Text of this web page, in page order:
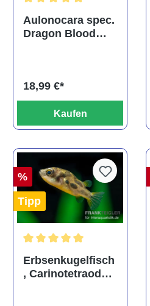
Aulonocara spec.
Dragon Blood
18,99 €*
Kaufen
%
Tipp
Erbsenkugelfisch
, Carinotetraodon